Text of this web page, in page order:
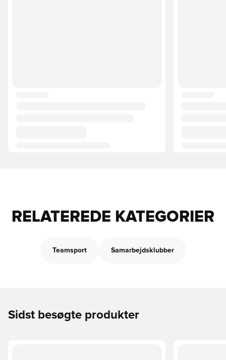
RELATEREDE KATEGORIER
Teamsport Samarbejdsklubber
Sidst besøgte produkter